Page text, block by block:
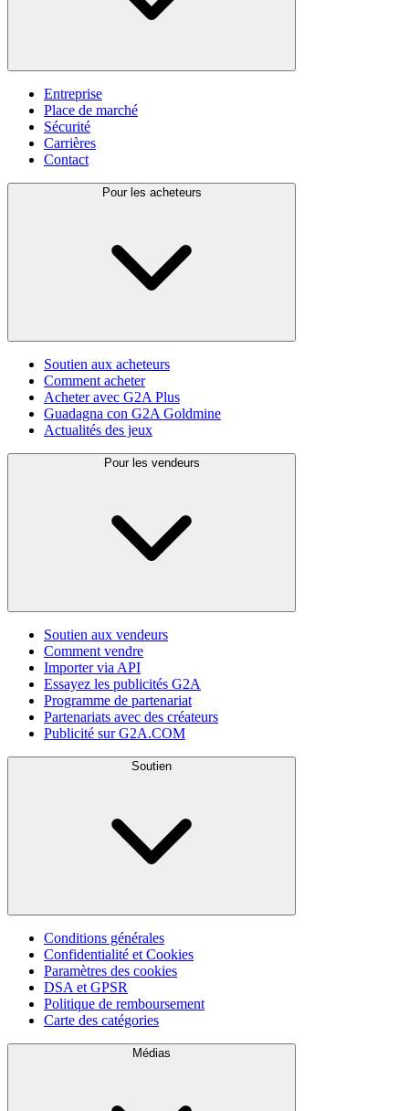
Entreprise
Place de marché
Sécurité
Carrières
Contact
Pour les acheteurs
Soutien aux acheteurs
Comment acheter
Acheter avec G2A Plus
Guadagna con G2A Goldmine
Actualités des jeux
Pour les vendeurs
Soutien aux vendeurs
Comment vendre
Importer via API
Essayez les publicités G2A
Programme de partenariat
Partenariats avec des créateurs
Publicité sur G2A.COM
Soutien
Conditions générales
Confidentialité et Cookies
Paramètres des cookies
DSA et GPSR
Politique de remboursement
Carte des catégories
Médias